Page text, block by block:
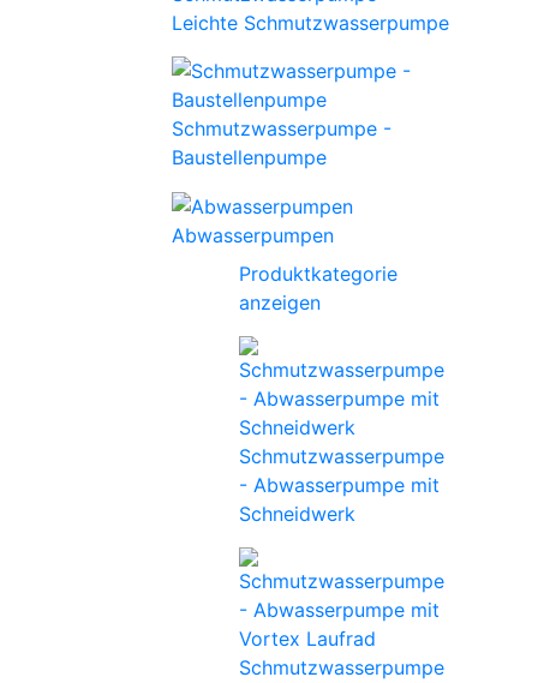
Leichte Schmutzwasserpumpe
Schmutzwasserpumpe -
Baustellenpumpe
Abwasserpumpen
Produktkategorie
anzeigen
Schmutzwasserpumpe
- Abwasserpumpe mit
Schneidwerk
Schmutzwasserpumpe